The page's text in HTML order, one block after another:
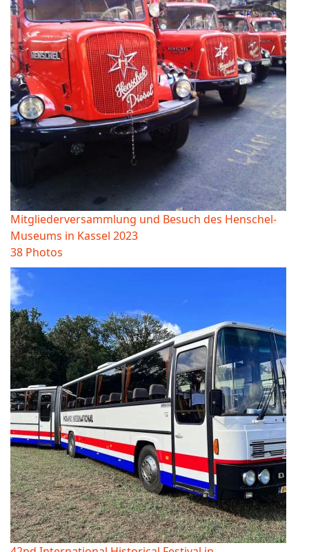
Mitgliederversammlung und Besuch des Henschel-
Museums in Kassel 2023
38 Photos